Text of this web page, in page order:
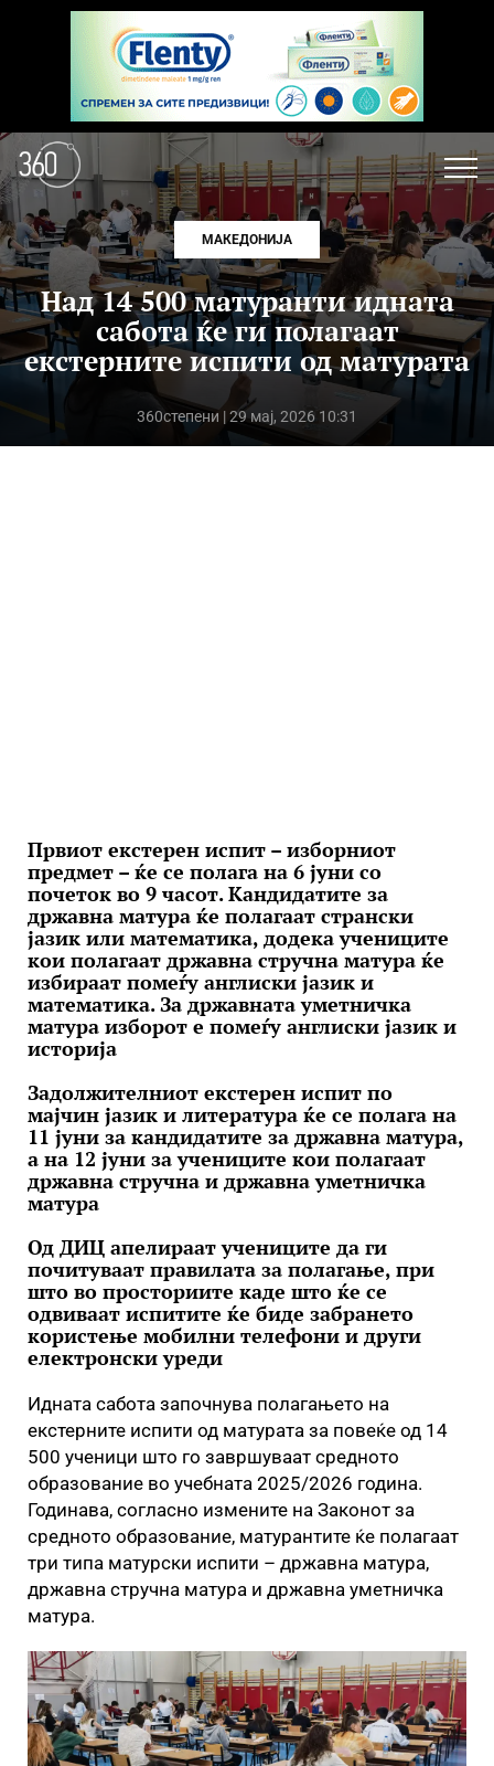
МАКЕДОНИЈА
Над 14 500 матуранти идната
сабота ќе ги полагаат
екстерните испити од матурата
360степени | 29 мај, 2026 10:31
Првиот екстерен испит – изборниот
предмет – ќе се полага на 6 јуни со
почеток во 9 часот. Кандидатите за
државна матура ќе полагаат странски
јазик или математика, додека учениците
кои полагаат државна стручна матура ќе
избираат помеѓу англиски јазик и
математика. За државната уметничка
матура изборот е помеѓу англиски јазик и
историја
Задолжителниот екстерен испит по
мајчин јазик и литература ќе се полага на
11 јуни за кандидатите за државна матура,
а на 12 јуни за учениците кои полагаат
државна стручна и државна уметничка
матура
Од ДИЦ апелираат учениците да ги
почитуваат правилата за полагање, при
што во просториите каде што ќе се
одвиваат испитите ќе биде забрането
користење мобилни телефони и други
електронски уреди
Идната сабота започнува полагањето на
екстерните испити од матурата за повеќе од 14
500 ученици што го завршуваат средното
образование во учебната 2025/2026 година.
Годинава, согласно измените на Законот за
средното образование, матурантите ќе полагаат
три типа матурски испити – државна матура,
државна стручна матура и државна уметничка
матура.